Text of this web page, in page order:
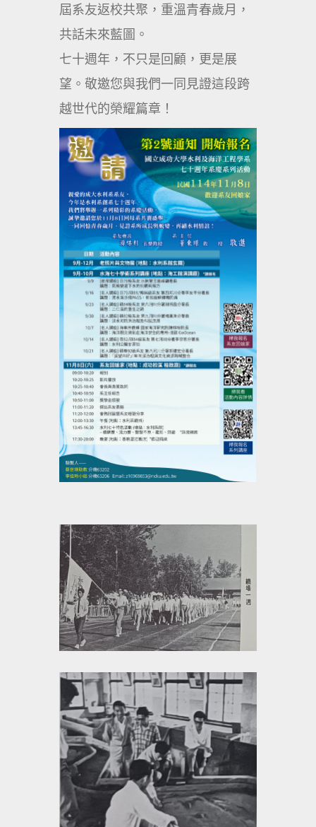
屆系友返校共聚，重溫青春歲月，
共話未來藍圖。
七十週年，不只是回顧，更是展
望。敬邀您與我們一同見證這段跨
越世代的榮耀篇章！